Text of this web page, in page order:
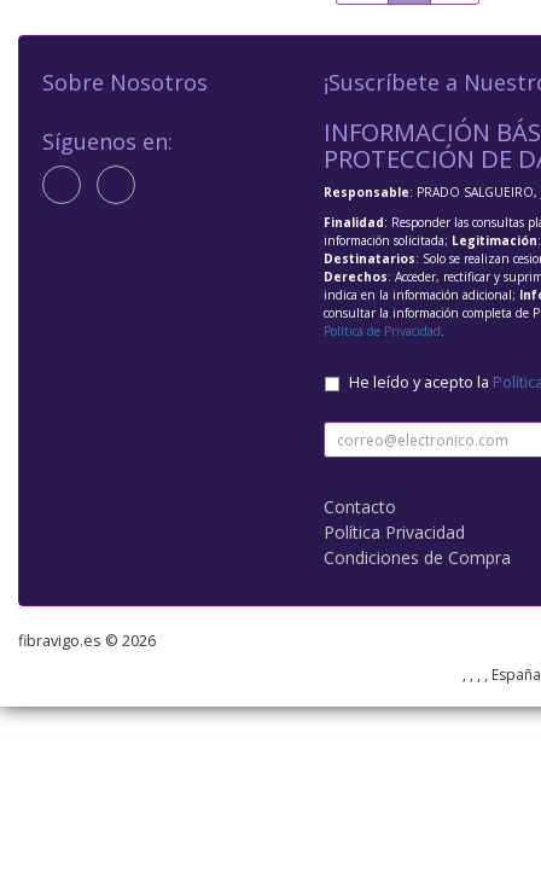
Sobre Nosotros
Síguenos en:
¡Suscríbete a
INFORMACIÓN
PROTECCIÓN DE
Responsable: PRADO SALGUEIRO,
Finalidad: Responder las consultas
información solicitada; Legitimación
Destinatarios: Solo se realizan
Derechos: Acceder, rectificar y
indica en la información adicional;
consultar la información completa de
Política de Privacidad.
He leído y acepto la
Contacto
Política Privacidad
Condiciones de Compra
fibravigo.es © 2026
, , , ,